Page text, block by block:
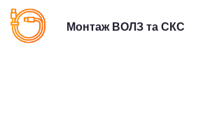
Монтаж ВОЛЗ та СКС